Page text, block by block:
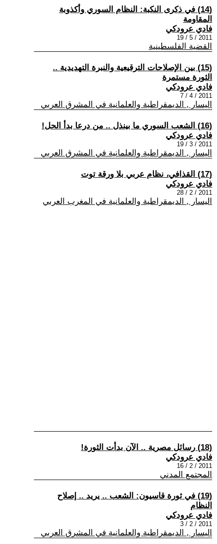
(14) في ذكرى النكبة: النظام السوري وأكذوبة
المقاومة
فادي عرودكي
2011 / 5 / 19
القضية الفلسطينية
(15) بين الإصلاحات الترقيعية والنبرة التهديدية ..
الثورة مستمرة
فادي عرودكي
2011 / 4 / 7
اليسار , الديمقراطية والعلمانية في المشرق العربي
(16) الشعب السوري ما بينذل .. من درعا بدأ الحل!
فادي عرودكي
2011 / 3 / 19
اليسار , الديمقراطية والعلمانية في المشرق العربي
(17) القذافي، نظام عربي بلا ورقة توت
فادي عرودكي
2011 / 2 / 28
اليسار , الديمقراطية والعلمانية في المغرب العربي
(18) رسائل مصرية .. الآن بدأت الثورة!
فادي عرودكي
2011 / 2 / 16
المجتمع المدني
(19) في ثورة قاسيون: الشعب .. يريد .. إصلاح
النظام
فادي عرودكي
2011 / 2 / 3
اليسار , الديمقراطية والعلمانية في المشرق العربي